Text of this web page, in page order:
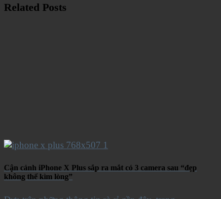
Related Posts
Cận cảnh iPhone X Plus sắp ra mắt có 3 camera sau “đẹp
không thể kìm lòng”